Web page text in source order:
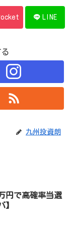
LINE
九州投資朗
円で高確率当選
】